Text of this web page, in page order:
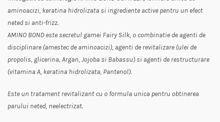
aminoacizi, keratina hidrolizata si ingrediente active pentru un efect
neted si anti-frizz.
AMINO BOND este secretul gamei Fairy Silk, o combinatie de agenti de
disciplinare (amestec de aminoacizi), agenti de revitalizare (ulei de
propolis, glicerina, Argan, Jojoba si Babassu) si agenti de restructurare
(vitamina A, keratina hidrolizata, Pantenol).
Este un tratament revitalizant cu o formula unica pentru obtinerea
parului neted, neelectrizat.